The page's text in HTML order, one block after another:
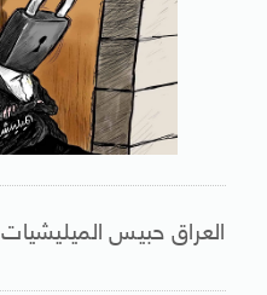
العراق حبيس